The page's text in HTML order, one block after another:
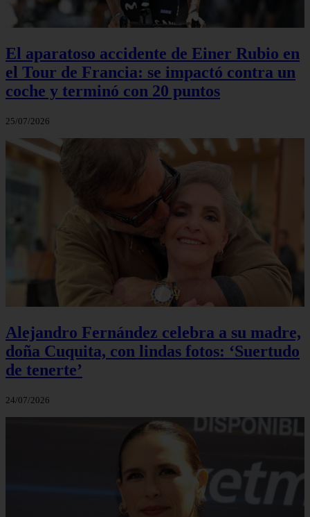
El aparatoso accidente de Einer Rubio en
el Tour de Francia: se impactó contra un
coche y terminó con 20 puntos
25/07/2026
Alejandro Fernández celebra a su madre,
doña Cuquita, con lindas fotos: ‘Suertudo
de tenerte’
24/07/2026